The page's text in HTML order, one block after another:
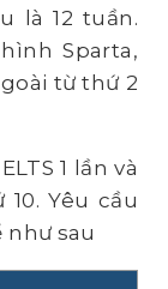
là 12 tuần.
Sparta,
từ thứ 2
1 lần và
Yêu cầu
như sau